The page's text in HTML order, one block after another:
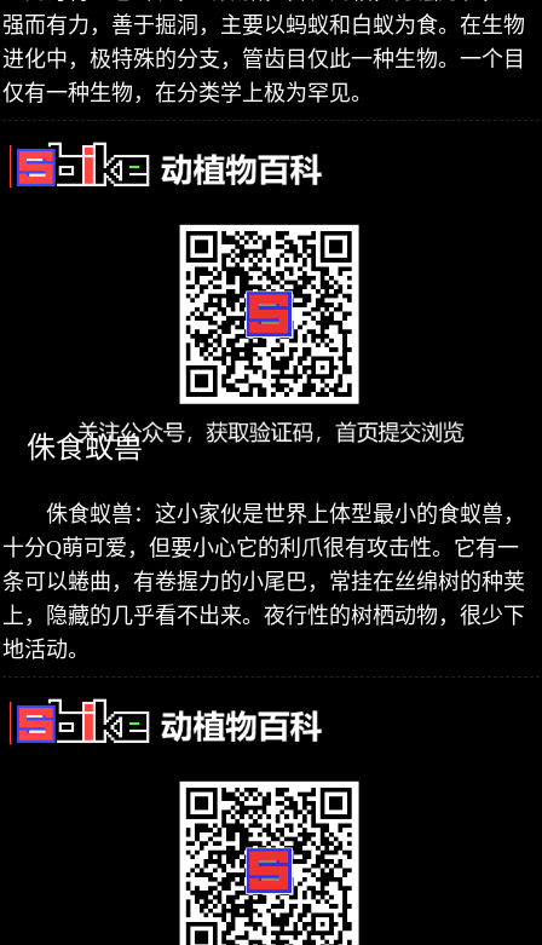
强而有力，善于掘洞，主要以蚂蚁和白蚁为食。在生物
进化中，极特殊的分支，管齿目仅此一种生物。一个目
仅有一种生物，在分类学上极为罕见。
侏食蚁兽
侏食蚁兽：这小家伙是世界上体型最小的食蚁兽，
十分Q萌可爱，但要小心它的利爪很有攻击性。它有一
条可以蜷曲，有卷握力的小尾巴，常挂在丝绵树的种荚
上，隐藏的几乎看不出来。夜行性的树栖动物，很少下
地活动。